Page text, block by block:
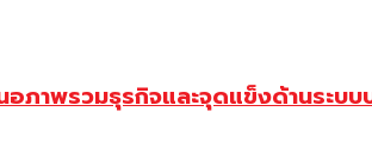
ภาพรวมธุรกิจและจุดแข็งด้านระบ